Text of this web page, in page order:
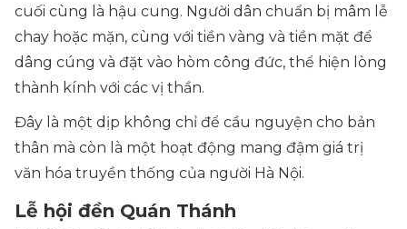
cuối cùng là hậu cung. Người dân chuẩn bị mâm lễ
chay hoặc mặn, cùng với tiền vàng và tiền mặt để
dâng cúng và đặt vào hòm công đức, thể hiện lòng
thành kính với các vị thần.
Đây là một dịp không chỉ để cầu nguyện cho bản
thân mà còn là một hoạt động mang đậm giá trị
văn hóa truyền thống của người Hà Nội.
Lễ hội đền Quán Thánh